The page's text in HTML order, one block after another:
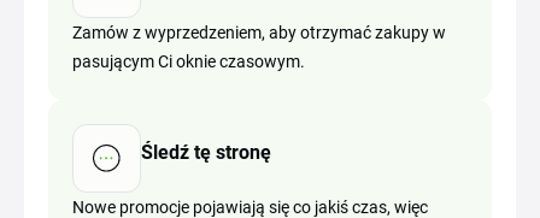
Zamów z wyprzedzeniem, aby otrzymać zakupy w
pasującym Ci oknie czasowym.
Śledź tę stronę
Nowe promocje pojawiają się co jakiś czas, więc